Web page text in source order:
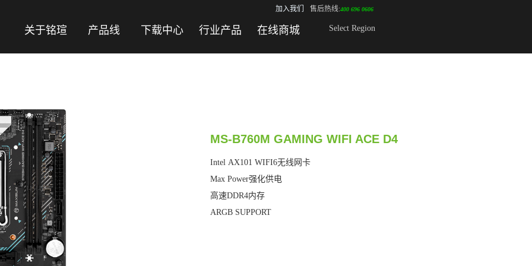
关于铭瑄 产品线 下载中心 行业产品 在线商城 Select Region
加入我们 售后热线:400 696 0606
MS-B760M GAMING WIFI ACE D4
Intel AX101 WIFI6无线网卡
Max Power强化供电
高速DDR4内存
ARGB SUPPORT